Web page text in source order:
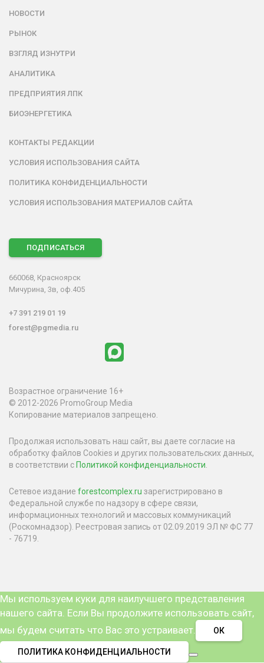
НОВОСТИ
РЫНОК
ВЗГЛЯД ИЗНУТРИ
АНАЛИТИКА
ПРЕДПРИЯТИЯ ЛПК
БИОЭНЕРГЕТИКА
КОНТАКТЫ РЕДАКЦИИ
УСЛОВИЯ ИСПОЛЬЗОВАНИЯ САЙТА
ПОЛИТИКА КОНФИДЕНЦИАЛЬНОСТИ
УСЛОВИЯ ИСПОЛЬЗОВАНИЯ МАТЕРИАЛОВ САЙТА
ПОДПИСАТЬСЯ
660068, Красноярск
Мичурина, 3в, оф.405
+7 391 219 01 19
forest@pgmedia.ru
Возрастное ограничение 16+
© 2012-2026 PromoGroup Media
Копирование материалов запрещено.
Продолжая использовать наш сайт, вы даете согласие на
обработку файлов Cookies и других пользовательских данных,
в соответствии с Политикой конфиденциальности
Сетевое издание forestcomplex.ru зарегистрировано в
Федеральной службе по надзору в сфере связи,
информационных технологий и массовых коммуникаций
(Роскомнадзор). Реестровая запись от 02.09.2019 ЭЛ № ФС 77
- 76719.
Мы используем куки для наилучшего представления
нашего сайта. Если Вы продолжите использовать сайт,
мы будем считать что Вас это устраивает.
ОК
ПОЛИТИКА КОНФИДЕНЦИАЛЬНОСТИ